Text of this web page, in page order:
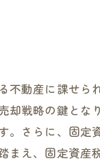
動産に課せら
戦略の鍵とな
さらに、固定
まえ、固定資産